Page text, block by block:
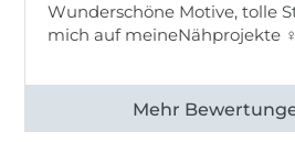
Wunderschöne Motive, tolle
mich auf meineNähprojekte
Alle 82990 Bewertungen